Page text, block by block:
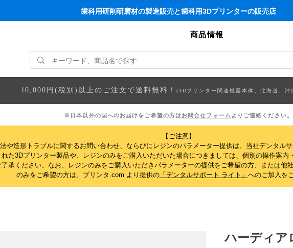
商品情報
歯科用研削研磨材の製造販売と歯科用3Dプリンターの販売店
10,000円(税別)以上のご注文で送料無料！ (3Dプリンター関連機器本体、北海道、沖
※日本以外の国へのお届けをご希望の方はお問合せフォームよりご連絡ください。
【ご注意】
や造形トラブルに関するお問い合わせ、ならびにレジンのパラメーター提供は、当社デンタル
た3Dプリンター製品や、レジンのみをご購入いただいた場合につきましては、個別の操作案
承ください。なお、レジンのみをご購入いただきパラメーターの提供をご希望の方、または他
のみをご希望の方は、プリンタ.com より提供の「デンタルサポート ライト」 へのご加入を
ハーディア